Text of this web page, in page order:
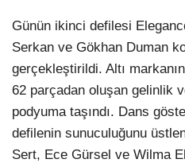
Günün ikinci defilesi
Serkan ve Gökhan Duman
gerçekleştirildi. Altı
62 parçadan oluşan gelinlik
podyuma taşındı. Dans
defilenin sunuculuğunu
Sert, Ece Gürsel ve Wilma